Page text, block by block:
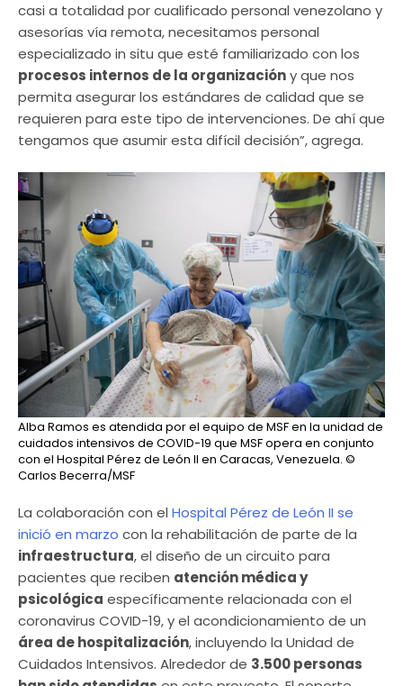
casi a totalidad por cualificado personal venezolano y
asesorías vía remota, necesitamos personal
especializado in situ que esté familiarizado con los
procesos internos de la organizacióny que nos
permita asegurar los estándares de calidad que se
requieren para este tipo de intervenciones. De ahí que
tengamos que asumir esta difícil decisión”, agrega.
Alba Ramos es atendida por el equipo de MSF en la unidad de
cuidados intensivos de COVID-19 que MSF opera en conjunto
con el Hospital Pérez de León II en Caracas, Venezuela. ©
Carlos Becerra/MSF
La colaboración con el Hospital Pérez de León II se
inició en marzo con la rehabilitación de parte de la
infraestructura, el diseño de un circuito para
pacientes que reciben atención médica y
psicológica específicamente relacionada con el
coronavirus COVID-19, y el acondicionamiento de un
área de hospitalización, incluyendo la Unidad de
Cuidados Intensivos. Alrededor de 3.500 personas